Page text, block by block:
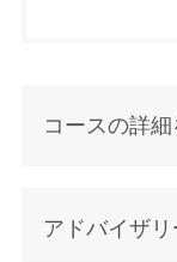
コースの詳細
アドバイザ